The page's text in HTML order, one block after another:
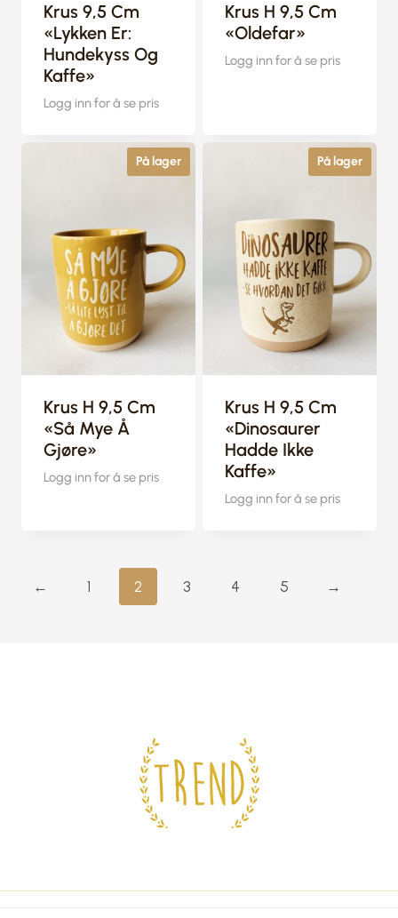
Krus 9,5 Cm
«Lykken Er:
Hundekyss Og
Kaffe»
Logg inn for å se pris
Krus H 9,5 Cm
«Oldefar»
Logg inn for å se pris
På lager
Krus H 9,5 Cm
«Så Mye Å
Gjøre»
Logg inn for å se pris
På lager
Krus H 9,5 Cm
«Dinosaurer
Hadde Ikke
Kaffe»
Logg inn for å se pris
← 1 2 3 4 5 →